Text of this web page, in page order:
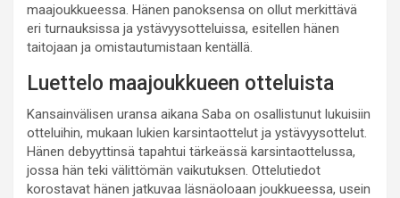
maajoukkueessa. Hänen panoksensa on ollut merkittävä
eri turnauksissa ja ystävyysotteluissa, esitellen hänen
taitojaan ja omistautumistaan kentällä.
Luettelo maajoukkueen otteluista
Kansainvälisen uransa aikana Saba on osallistunut lukuisiin
otteluihin, mukaan lukien karsintaottelut ja ystävyysottelut.
Hänen debyyttinsä tapahtui tärkeässä karsintaottelussa,
jossa hän teki välittömän vaikutuksen. Ottelutiedot
korostavat hänen jatkuvaa läsnäoloaan joukkueessa, usein